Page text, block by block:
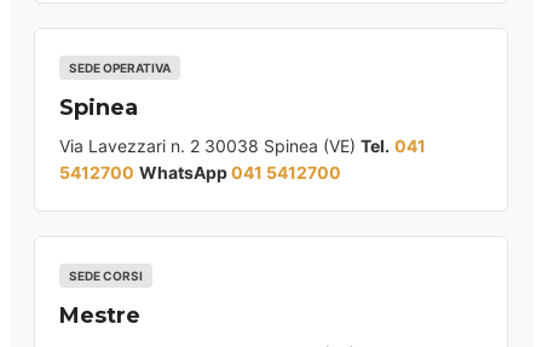
SEDE OPERATIVA
Spinea
Via Lavezzari n. 2 30038 Spinea (VE) Tel. 041
5412700 WhatsApp041 5412700
SEDE CORSI
Mestre